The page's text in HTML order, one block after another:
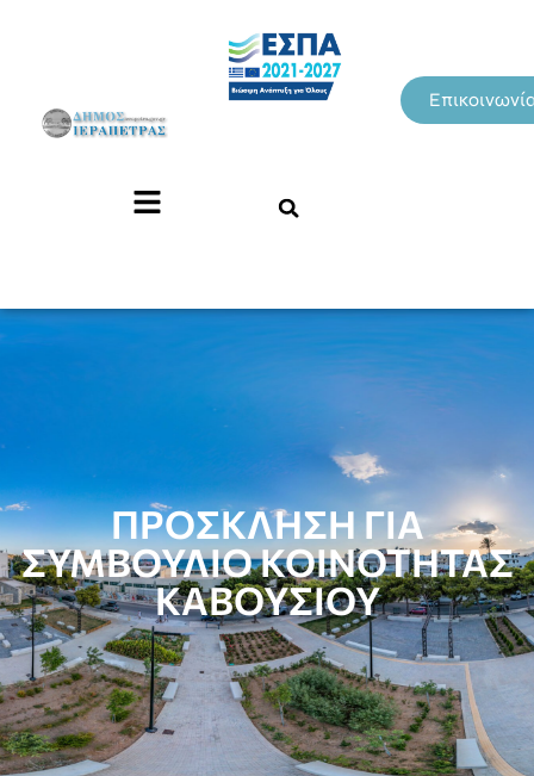
ΠΡΟΣΚΛΗΣΗ ΓΙΑ
ΣΥΜΒΟΥΛΙΟ ΚΟΙΝΟΤΗΤΑΣ
ΚΑΒΟΥΣΙΟΥ